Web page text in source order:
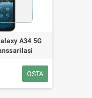
A34 5G
OSTA